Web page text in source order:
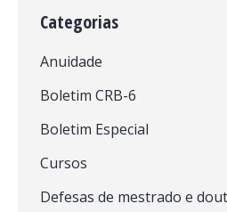
Categorias
Anuidade
Boletim CRB-6
Boletim Especial
Cursos
Defesas de mestrado e